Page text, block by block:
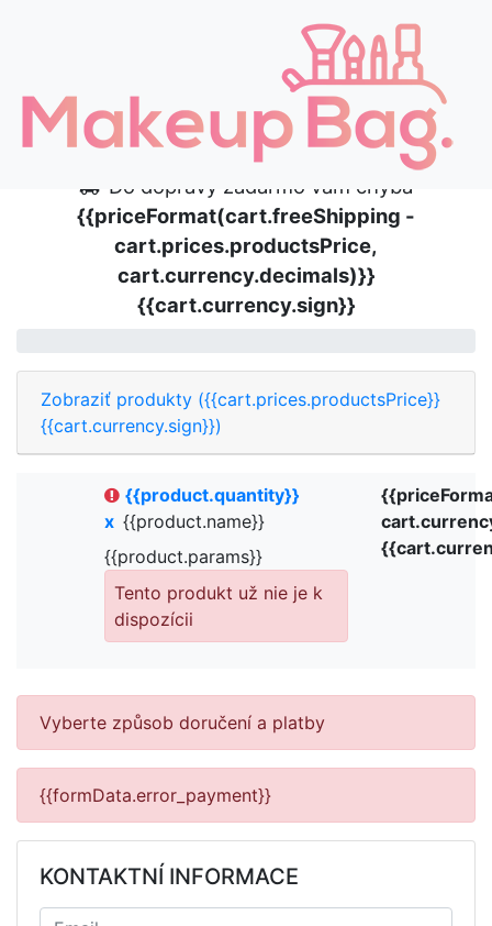
Shrnutí
Gratulujeme! Máte nárok na dopravu
zadarmo!
Do dopravy zadarmo vám chýba
{{priceFormat(cart.freeShipping -
cart.prices.productsPrice,
cart.currency.decimals)}}
{{cart.currency.sign}}
Zobraziť produkty ({{cart.prices.productsPrice}}
{{cart.currency.sign}})
{{product.quantity}}
x {{product.name}}
{{product.params}}
Tento produkt už nie je k
dispozícii
Vyberte způsob doručení a platby
{{formData.error_payment}}
KONTAKTNÍ INFORMACE